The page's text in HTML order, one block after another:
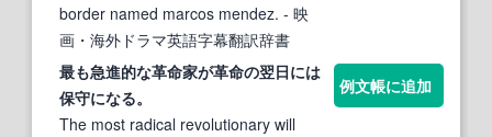
border named marcos mendez. - 映
画・海外ドラマ英語字幕翻訳辞書
最も急進的な革命家が革命の翌日には
保守になる。
The most radical revolutionary will
例文帳に追加